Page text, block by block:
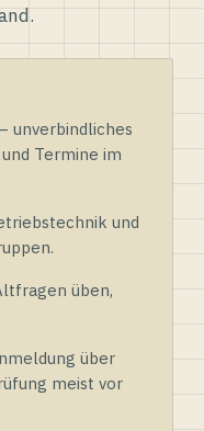
unverbindliches
Termine im
und
üben,
über
meist vor